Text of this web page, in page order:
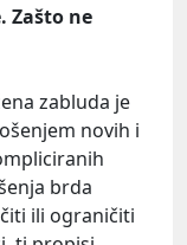
Zašto ne
zabluda je
novih i
brda
ili ograničiti